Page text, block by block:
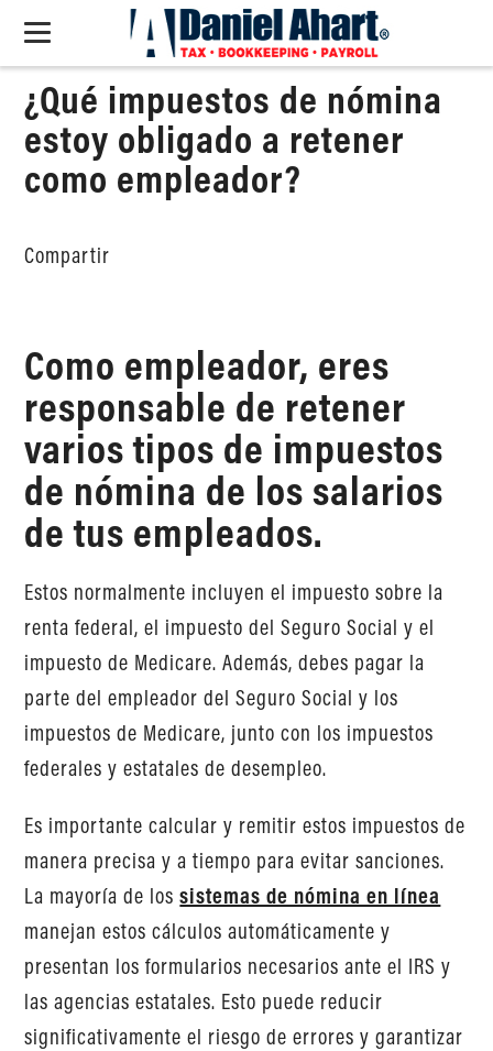
¿Qué impuestos de nómina
estoy obligado a retener
como empleador?
Compartir
Como empleador, eres
responsable de retener
varios tipos de impuestos
de nómina de los salarios
de tus empleados.
Estos normalmente incluyen el impuesto sobre la
renta federal, el impuesto del Seguro Social y el
impuesto de Medicare. Además, debes pagar la
parte del empleador del Seguro Social y los
impuestos de Medicare, junto con los impuestos
federales y estatales de desempleo.
Es importante calcular y remitir estos impuestos de
manera precisa y a tiempo para evitar sanciones.
La mayoría de lossistemas de nómina en línea
manejan estos cálculos automáticamente y
presentan los formularios necesarios ante el IRS y
las agencias estatales. Esto puede reducir
significativamente el riesgo de errores y garantizar